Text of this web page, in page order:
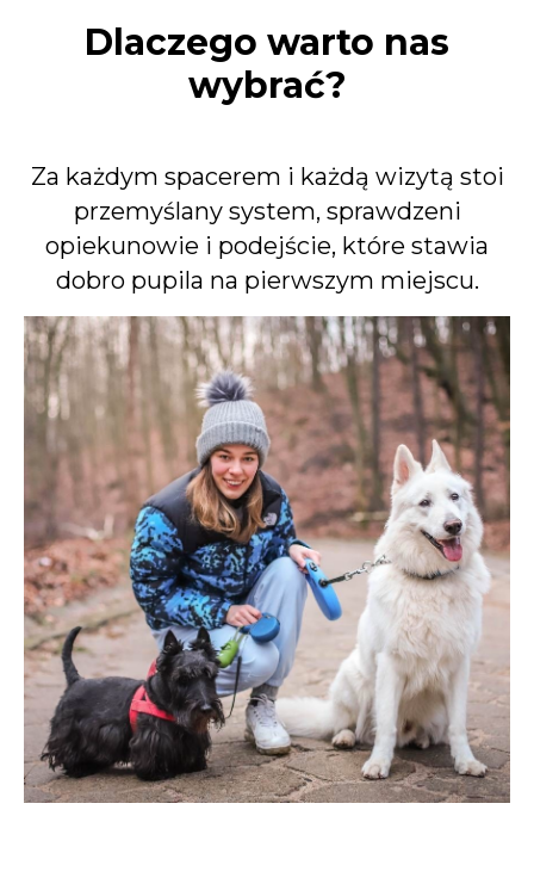
Dlaczego warto nas
wybrać?
Za każdym spacerem i każdą wizytą stoi
przemyślany system, sprawdzeni
opiekunowie i podejście, które stawia
dobro pupila na pierwszym miejscu.